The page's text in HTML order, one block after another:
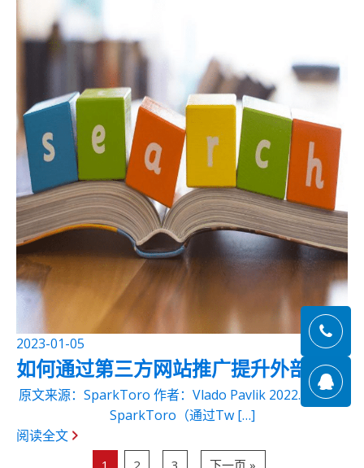
2023-01-05
如何通过第三方网站推广提升外部链接
原文来源：SparkToro 作者：Vlado Pavlik 2022.7-8月，
SparkToro（通过Tw […]
阅读全文
1 2 3 下一页 »